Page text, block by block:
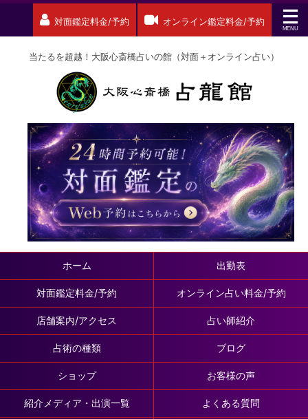
対面鑑定料金/予約 オンライン鑑定料金/予約
当たるを超越！大阪心斎橋占いの館（対面＋オンライン占い）
ホーム 出勤表
対面鑑定料金/予約 オンライン占い料金/予約
店舗案内/アクセス 占い師紹介
占術の種類 ブログ
ショップ お客様の声
紹介メディア・出演一覧 よくある質問